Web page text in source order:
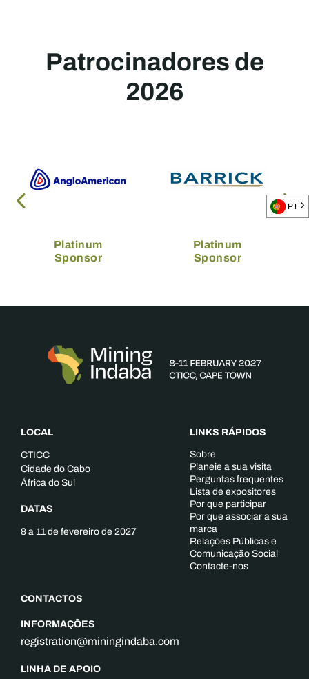
Patrocinadores de
2026
Platinum
Sponsor
Platinum
Sponsor
LOCAL
CTICC
Cidade do Cabo
África do Sul
DATAS
8 a 11 de fevereiro de 2027
CONTACTOS
INFORMAÇÕES
registration@miningindaba.com
LINHA DE APOIO
LINKS RÁPIDOS
Sobre
Planeie a sua visita
Perguntas frequentes
Lista de expositores
Por que participar
Por que associar a sua
marca
Relações Públicas e
Comunicação Social
Contacte-nos
PT